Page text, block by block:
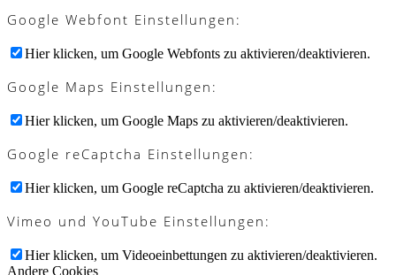
Google Webfont Einstellungen:
Hier klicken, um Google Webfonts zu aktivieren/deaktivieren.
Google Maps Einstellungen:
Hier klicken, um Google Maps zu aktivieren/deaktivieren.
Google reCaptcha Einstellungen:
Hier klicken, um Google reCaptcha zu aktivieren/deaktivieren.
Vimeo und YouTube Einstellungen:
Hier klicken, um Videoeinbettungen zu aktivieren/deaktivieren.
Andere Cookies